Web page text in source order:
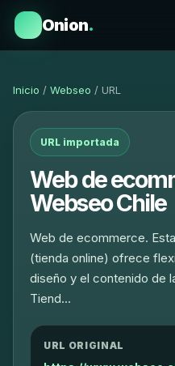
Onion.
Inicio / Webseo / URL
URL importada
Web de
Webseo Chile
Web de ecommerce.
(tienda online) ofrece
diseño y el contenido de
Tiend…
URL ORIGINAL